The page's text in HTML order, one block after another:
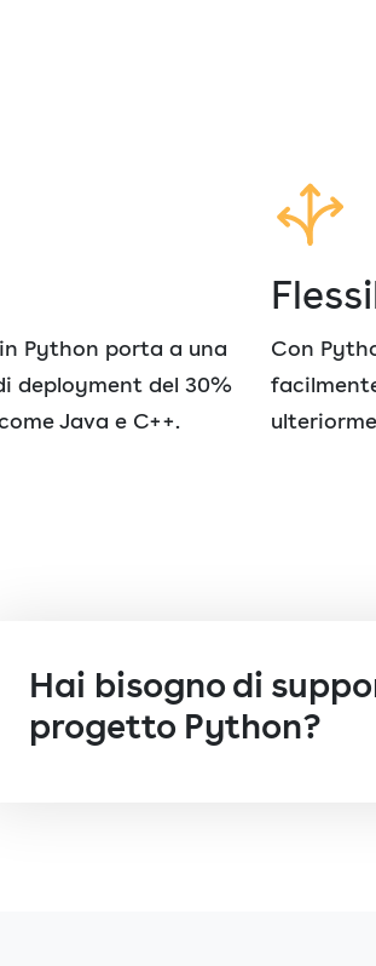
Python porta a una
deployment del 30%
Java e C++.
Con
Hai bisogno di
progetto Python?